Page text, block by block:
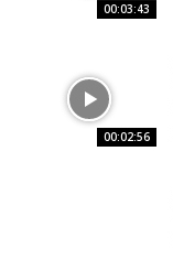
00:03:43
00:02:56